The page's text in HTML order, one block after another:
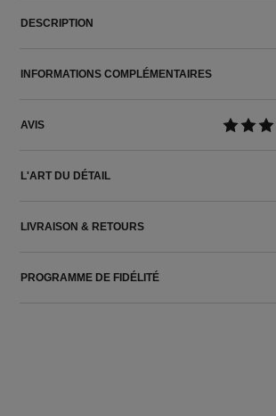
DESCRIPTION
INFORMATIONS COMPLÉMENTAIRES
AVIS
L'ART DU DÉTAIL
LIVRAISON & RETOURS
PROGRAMME DE FIDÉLITÉ